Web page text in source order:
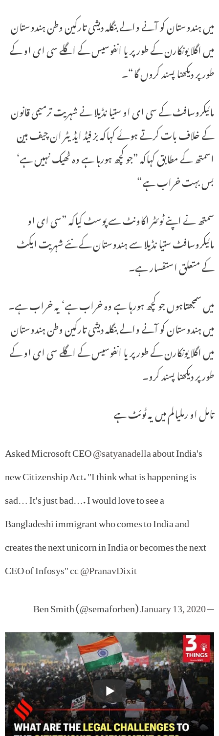
میں ہندوستان کو آنے والے بنگلہ دیشی تارکین وطن ہندوستان
میں اگلا یونکارن کے طور پر یا انفوسیس کے اگلے سی ای او کے
طور پر دیکھنا پسند کروں گا“۔
مائیکروسافٹ کے سی ای او ستیا نڈیلا نے شہریت ترمیمی قانون
کے خلاف بات کرتے ہوئے کہاکہ بز فیڈ ایڈیٹر ان چیف بین
اسمتھ کے مطابق کہاکہ ”جو کچھ ہورہا ہے وہ ٹھیک نہیں ہے‘
بس بہت خراب ہے“
سمتھ نے اپنے ٹوئٹر اکاونٹ سے پوسٹ کیاکہ ”سی ای او
مائیکروسافٹ ستیا نڈیلا سے ہندوستان کے نئے شہریت ایکٹ
کے متعلق استفسار ہے۔
میں سمجھتاہوں جو کچھ ہورہا ہے وہ خراب ہے‘ یہ خراب ہے۔
میں ہندوستان کو آنے والے بنگلہ دیشی تارکین وطن ہندوستان
میں اگلا یونکارن کے طور پر یا انفوسیس کے اگلے سی ای او کے
طور پر دیکھنا پسند کرو۔
تامل او رملیالم میں یہ ٹوئٹ ہے
Asked Microsoft CEO@satyanadellaabout India's
new Citizenship Act. "I think what is happening is
sad… It's just bad…. I would love to see a
Bangladeshi immigrant who comes to India and
creates the next unicorn in India or becomes the next
CEO of Infosys" cc@PranavDixit
— Ben Smith (@semaforben)
January 13, 2020